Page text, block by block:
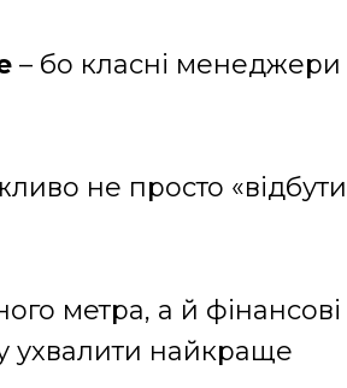
– бо класні менеджери
не просто «відбути
метра, а й фінансові
ухвалити найкраще